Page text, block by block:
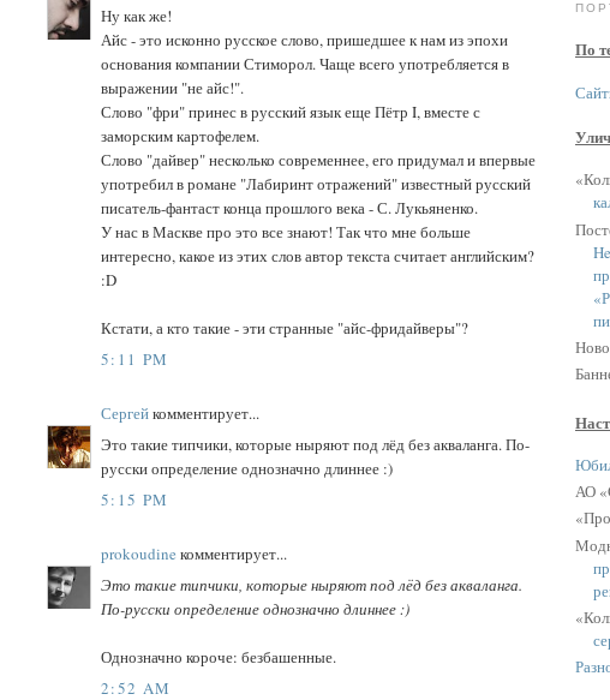
Ну как же!
Айс - это исконно русское слово, пришедшее к нам из эпохи
основания компании Стиморол. Чаще всего употребляется в
выражении "не айс!".
Слово "фри" принес в русский язык еще Пётр I, вместе с
заморским картофелем.
Слово "дайвер" несколько современнее, его придумал и впервые
употребил в романе "Лабиринт отражений" известный русский
писатель-фантаст конца прошлого века - С. Лукьяненко.
У нас в Маскве про это все знают! Так что мне больше
интересно, какое из этих слов автор текста считает английским?
:D
Кстати, а кто такие - эти странные "айс-фридайверы"?
5:11 PM
Сергейкомментирует...
Это такие типчики, которые ныряют под лёд без акваланга. По-
русски определение однозначно длиннее :)
5:15 PM
prokoudine комментирует...
Это такие типчики, которые ныряют под лёд без акваланга.
По-русски определение однозначно длиннее :)
Однозначно короче: безбашенные.
2:52 AM
По
АО